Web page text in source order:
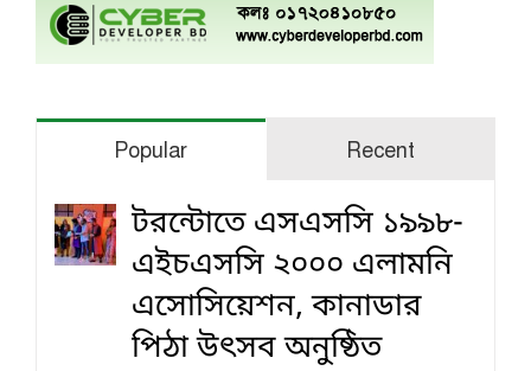
Popular Recent
টরন্টোতে এসএসসি ১৯৯৮-
এইচএসসি ২০০০ এলামনি
এসোসিয়েশন, কানাডার
পিঠা উৎসব অনুষ্ঠিত